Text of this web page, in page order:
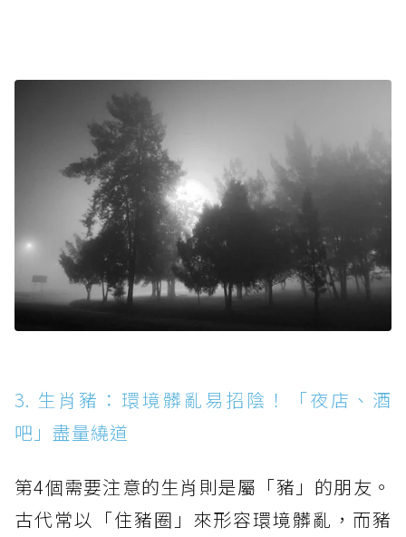
3. 生肖豬：環境髒亂易招陰！「夜店、酒
吧」盡量繞道
第4個需要注意的生肖則是屬「豬」的朋友。
古代常以「住豬圈」來形容環境髒亂，而豬